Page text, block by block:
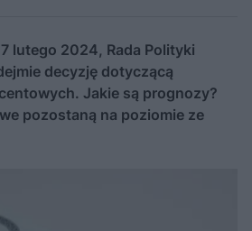
lutego 2024, Rada Polityki
decyzję dotyczącą
Jakie są prognozy?
pozostaną na poziomie ze